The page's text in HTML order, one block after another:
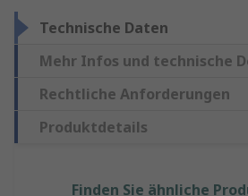
Technische Daten
Mehr Infos und technische
Rechtliche Anforderungen
Produktdetails
Finden Sie ähnliche